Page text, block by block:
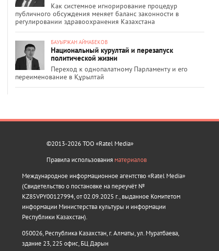
Как системное игнорирование процедур
публичного обсуждения меняет баланс законности в
регулировании здравоохранения Казахстана
БАУЫРЖАН АЙНАБЕКОВ
Национальный курултай и перезапуск
политической жизни
Переход к однопалатному Парламенту и его
переименование в Құрылтай
©2013-2026 ТОО «Ratel Media»
Правила использования материалов
Международное информационное агентство «Ratel Media»
(Свидетельство о постановке на переучёт №
KZ85VPY00127994, от 02.09.2025 г., выданное Комитетом
информации Министерства культуры и информации
Республики Казахстан).
050026, Республика Казахстан, г. Алматы, ул. Муратбаева,
здание 23, 225 офис, БЦ Дарын